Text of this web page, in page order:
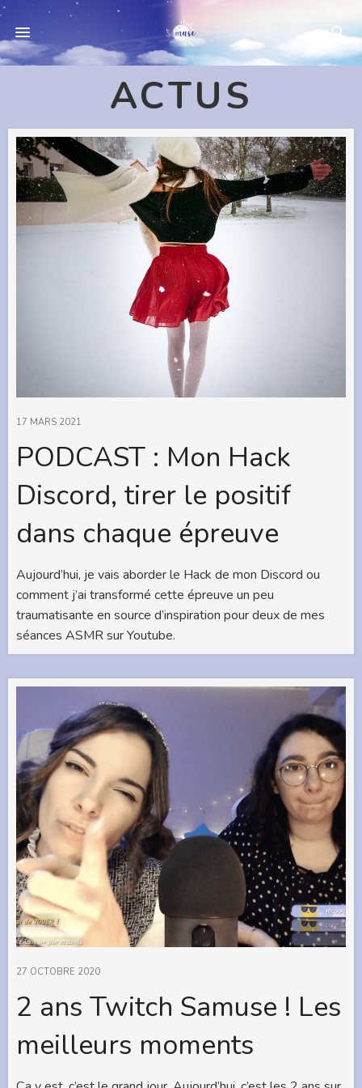
ACTUS
17 MARS 2021
PODCAST : Mon Hack
Discord, tirer le positif
dans chaque épreuve
Aujourd’hui, je vais aborder le Hack de mon Discord ou
comment j’ai transformé cette épreuve un peu
traumatisante en source d’inspiration pour deux de mes
séances ASMR sur Youtube.
27 OCTOBRE 2020
2 ans Twitch Samuse ! Les
meilleurs moments